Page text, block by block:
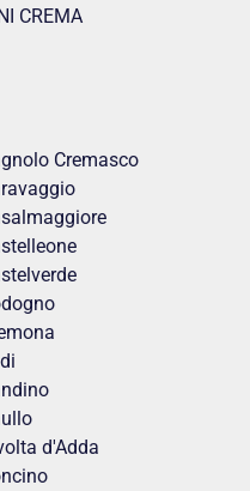
CREMA
Cremasco
d'Adda